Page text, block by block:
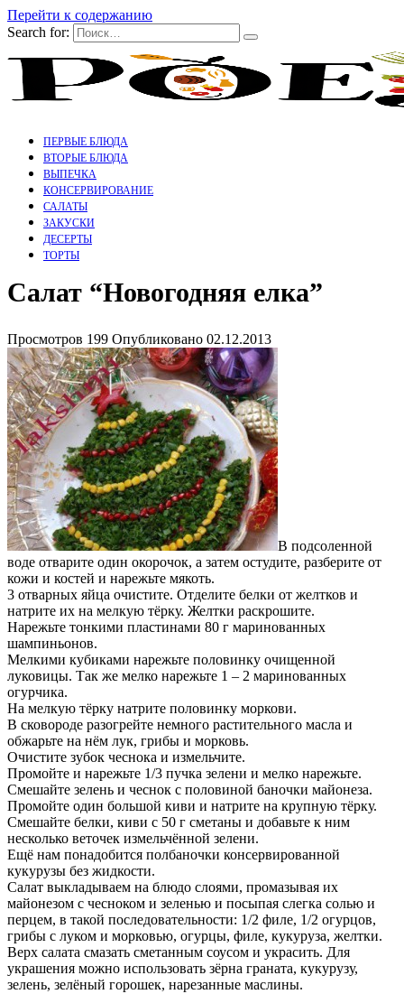
Перейти к содержанию
Search for:
ПЕРВЫЕ БЛЮДА
ВТОРЫЕ БЛЮДА
ВЫПЕЧКА
КОНСЕРВИРОВАНИЕ
САЛАТЫ
ЗАКУСКИ
ДЕСЕРТЫ
ТОРТЫ
Салат “Новогодняя елка”
Просмотров 199 Опубликовано 02.12.2013
В подсоленной
воде отварите один окорочок, а затем остудите, разберите от
кожи и костей и нарежьте мякоть.
3 отварных яйца очистите. Отделите белки от желтков и
натрите их на мелкую тёрку. Желтки раскрошите.
Нарежьте тонкими пластинами 80 г маринованных
шампиньонов.
Мелкими кубиками нарежьте половинку очищенной
луковицы. Так же мелко нарежьте 1 – 2 маринованных
огурчика.
На мелкую тёрку натрите половинку моркови.
В сковороде разогрейте немного растительного масла и
обжарьте на нём лук, грибы и морковь.
Очистите зубок чеснока и измельчите.
Промойте и нарежьте 1/3 пучка зелени и мелко нарежьте.
Смешайте зелень и чеснок с половиной баночки майонеза.
Промойте один большой киви и натрите на крупную тёрку.
Смешайте белки, киви с 50 г сметаны и добавьте к ним
несколько веточек измельчённой зелени.
Ещё нам понадобится полбаночки консервированной
кукурузы без жидкости.
Салат выкладываем на блюдо слоями, промазывая их
майонезом с чесноком и зеленью и посыпая слегка солью и
перцем, в такой последовательности: 1/2 филе, 1/2 огурцов,
грибы с луком и морковью, огурцы, филе, кукуруза, желтки.
Верх салата смазать сметанным соусом и украсить. Для
украшения можно использовать зёрна граната, кукурузу,
зелень, зелёный горошек, нарезанные маслины.